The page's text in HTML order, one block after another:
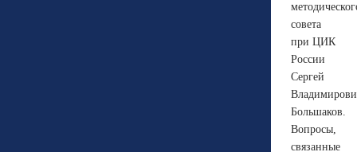
совета
при ЦИК
России
Сергей
Большаков.
Вопросы,
связанные